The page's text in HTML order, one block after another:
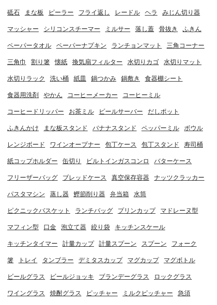
砥石 まな板 ピーラー フライ返し レードル ヘラ みじん切り器
マッシャー シリコンスチーマー ミルサー 落し蓋 骨抜き ふきん
ペーパータオル ペーパーナプキン ランチョンマット 三角コーナー
三角巾 割り箸 懐紙 換気扇フィルター 水切りカゴ 水切りマット
水切りラック 洗い桶 紙皿 鍋つかみ 鍋敷き 食器棚シート
食器用洗剤 やかん コーヒーメーカー コーヒーミル
コーヒードリッパー お茶ミル ビールサーバー だしポット
ふきんかけ まな板スタンド バナナスタンド ペッパーミル ボウル
レンジボード ワインオープナー 包丁ケース 包丁スタンド 寿司桶
紙コップホルダー 缶切り ビルトインガスコンロ バターケース
フリーザーバッグ ブレッドケース 真空保存容器 ナッツクラッカー
パスタマシン 蒸し器 鰹節削り器 弁当箱 水筒
ピクニックバスケット ランチバッグ プリンカップ マドレーヌ型
マフィン型 口金 泡立て器 絞り袋 キッチンスケール
キッチンタイマー 計量カップ 計量スプーン スプーン フォーク
箸 トレイ タンブラー デミタスカップ マグカップ マグボトル
ビールグラス ビールジョッキ ブランデーグラス ロックグラス
ワイングラス 焼酎グラス ピッチャー ミルクピッチャー 急須